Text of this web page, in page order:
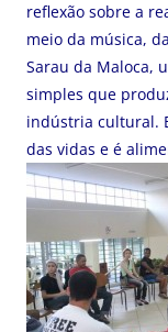
reflexão sobre a
meio da música,
Sarau da Maloca,
simples que
indústria cultural.
das vidas e é